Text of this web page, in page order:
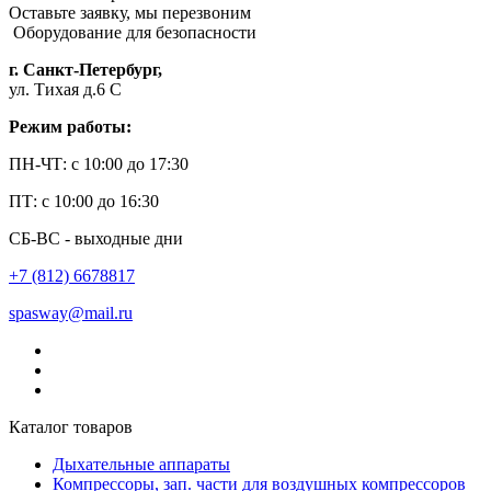
Оставьте заявку, мы перезвоним
Оборудование для безопасности
г. Санкт-Петербург,
ул. Тихая д.6 С
Режим работы:
ПН-ЧТ: с 10:00 до 17:30
ПТ: с 10:00 до 16:30
СБ-ВС - выходные дни
+7 (812) 6678817
spasway@mail.ru
Каталог товаров
Дыхательные аппараты
Компрессоры, зап. части для воздушных компрессоров